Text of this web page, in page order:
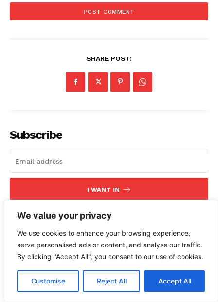
We value your privacy
We use cookies to enhance your browsing experience,
serve personalised ads or content, and analyse our traffic.
By clicking "Accept All", you consent to our use of cookies.
Customise Reject All Accept All
SHARE POST:
Subscribe
I WANT IN
I've read and accept thePrivacy Policy